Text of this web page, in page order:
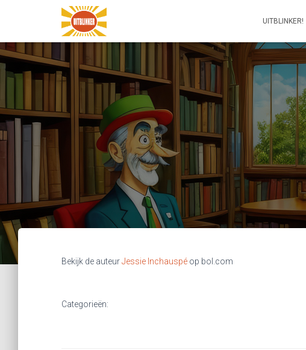
UITBLINKER!
Bekijk de auteurJessie Inchauspé op bol.com
Categorieën: